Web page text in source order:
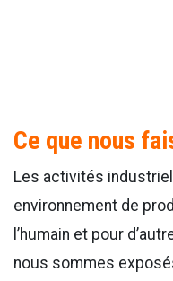
Ce que nous
Les activités
environnement de
l’humain et pour
nous sommes